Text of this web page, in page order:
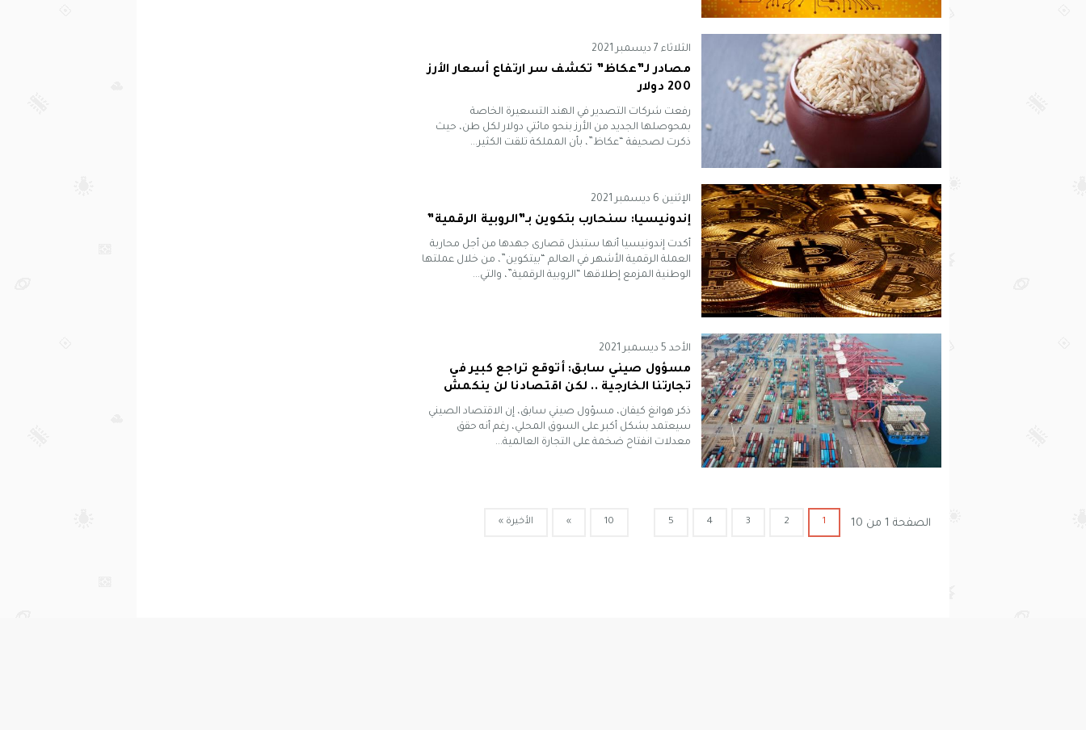
الثلاثاء 7 ديسمبر 2021
مصادر لـ”عكاظ” تكشف سر ارتفاع أسعار الأرز
200 دولار
رفعت شركات التصدير في الهند التسعيرة الخاصة
بمحوصلها الجديد من الأرز بنحو مائتي دولار لكل طن، حيث
ذكرت لصحيفة “عكاظ”، بأن المملكة تلقت الكثير...
الإثنين 6 ديسمبر 2021
إندونيسيا: سنحارب بتكوين بـ”الروبية الرقمية”
أكدت إندونيسيا أنها ستبذل قصارى جهدها من أجل محاربة
العملة الرقمية الأشهر في العالم “بيتكوين”، من خلال عملتها
الوطنية المزمع إطلاقها “الروبية الرقمية”، والتي...
الأحد 5 ديسمبر 2021
مسؤول صيني سابق: أتوقع تراجع كبير في
تجارتنا الخارجية .. لكن اقتصادنا لن ينكمش
ذكر هوانغ كيفان، مسؤول صيني سابق، إن الاقتصاد الصيني
سيعتمد بشكل أكبر على السوق المحلي، رغم أنه حقق
معدلات انفتاح ضخمة على التجارة العالمية...
الصفحة 1 من 10 1
2
3
4
5
10
» الأخيرة »